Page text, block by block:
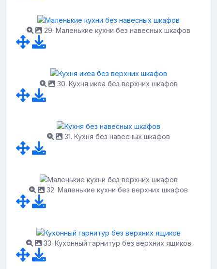
29. Маленькие кухни без навесных шкафов
30. Кухня икеа без верхних шкафов
31. Кухня без навесных шкафов
32. Маленькие кухни без верхних шкафов
33. Кухонный гарнитур без верхних ящиков